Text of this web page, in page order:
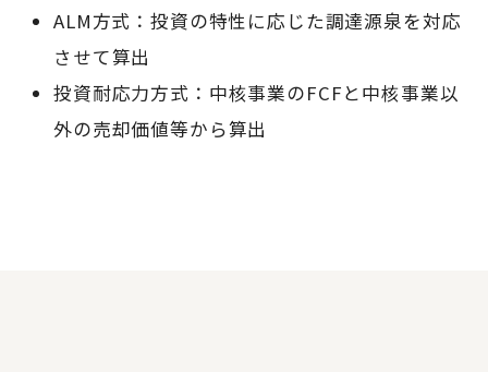
ALM方式：投資の特性に応じた調達源泉を対応
させて算出
投資耐応力方式：中核事業のFCFと中核事業以
外の売却価値等から算出